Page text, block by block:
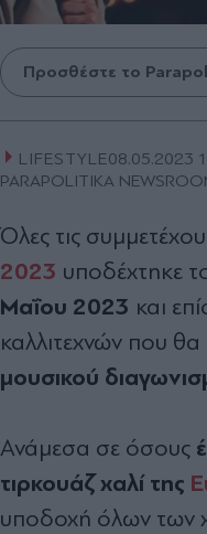
Προσθέστε το
LIFESTYLE08.05.2023
PARAPOLITIKA
Όλες τις
2023 υποδέχτηκε
Μαΐου 2023 και
καλλιτεχνών που
μουσικού
Ανάμεσα σε όσους
τιρκουάζ χαλί της
υποδοχή όλων των